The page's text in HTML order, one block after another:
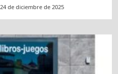
24 de diciembre de 2025